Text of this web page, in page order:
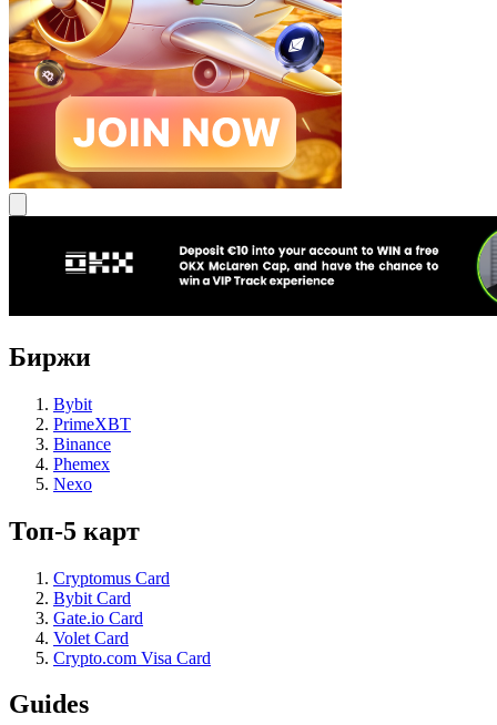
Биржи
Bybit
PrimeXBT
Binance
Phemex
Nexo
Топ-5 карт
Cryptomus Card
Bybit Card
Gate.io Card
Volet Card
Crypto.com Visa Card
Guides